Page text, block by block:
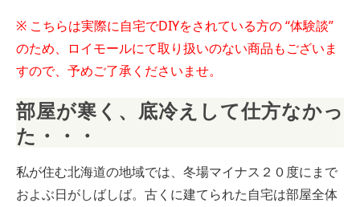
※ こちらは実際に自宅でDIYをされている方の “体験談”
のため、ロイモールにて取り扱いのない商品もございま
すので、予めご了承くださいませ。
部屋が寒く、底冷えして仕方なかっ
た・・・
私が住む北海道の地域では、冬場マイナス２０度にまで
およぶ日がしばしば。古くに建てられた自宅は部屋全体